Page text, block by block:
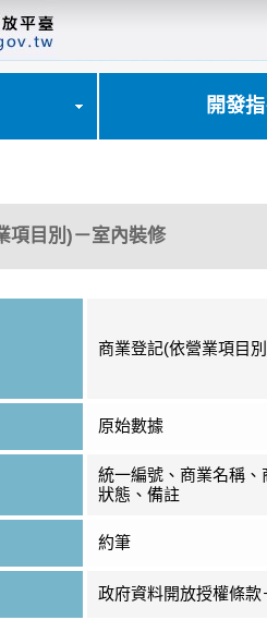
開發
項目別)－室內裝修
商業登記(依營業項目
原始數據
統一編號、商業名稱、
狀態、備註
約筆
政府資料開放授權條款